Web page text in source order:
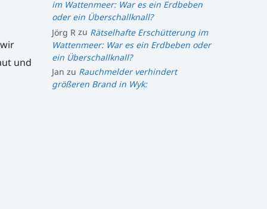
und
im Wattenmeer: War es ein Erdbeben
oder ein Überschallknall?
Jörg R zu Rätselhafte Erschütterung im
Wattenmeer: War es ein Erdbeben oder
ein Überschallknall?
Jan zu Rauchmelder verhindert
größeren Brand in Wyk: